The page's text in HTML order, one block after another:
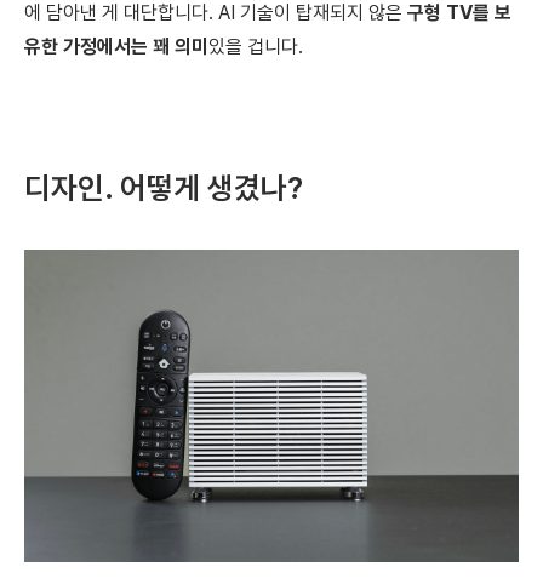
에 담아낸 게 대단합니다. AI 기술이 탑재되지 않은 구형 TV를 보
유한 가정에서는 꽤 의미 있을 겁니다.
디자인. 어떻게 생겼나?